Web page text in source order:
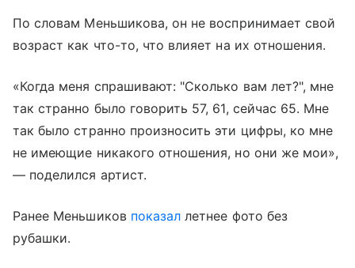
По словам Меньшикова, он не воспринимает свой
возраст как что-то, что влияет на их отношения.
«Когда меня спрашивают: "Сколько вам лет?", мне
так странно было говорить 57, 61, сейчас 65. Мне
так было странно произносить эти цифры, ко мне
не имеющие никакого отношения, но они же мои»,
— поделился артист.
Ранее Меньшиков показал летнее фото без
рубашки.